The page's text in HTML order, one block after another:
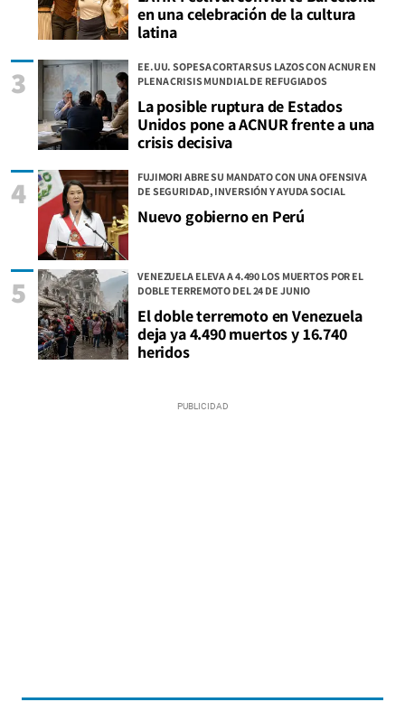
en una celebración de la cultura
latina
EE.UU. SOPESA CORTAR SUS LAZOS CON ACNUR EN
PLENA CRISIS MUNDIAL DE REFUGIADOS
La posible ruptura de Estados
Unidos pone a ACNUR frente a una
crisis decisiva
3
FUJIMORI ABRE SU MANDATO CON UNA OFENSIVA
DE SEGURIDAD, INVERSIÓN Y AYUDA SOCIAL
Nuevo gobierno en Perú
4
VENEZUELA ELEVA A 4.490 LOS MUERTOS POR EL
DOBLE TERREMOTO DEL 24 DE JUNIO
El doble terremoto en Venezuela
deja ya 4.490 muertos y 16.740
heridos
5